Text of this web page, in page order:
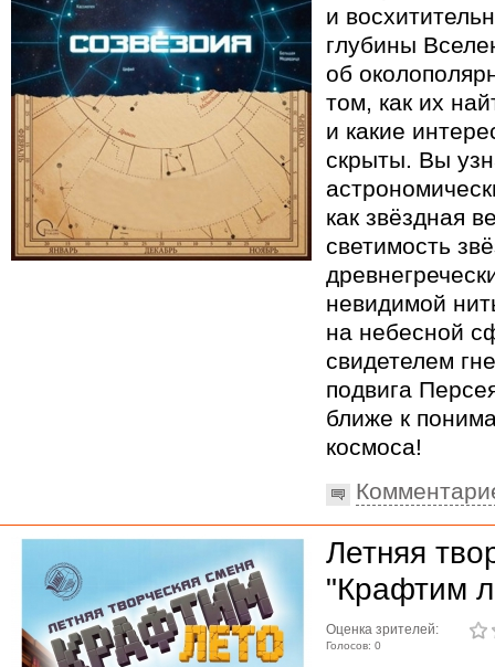
и
глубины
об
том, как их
и какие
скрыты. Вы
как звёздная
светимость
невидимой
на небесной
свидетелем
подвига
ближе к
космоса!
Летняя
"Крафтим
Оценка зрителей:
Голосов: 0